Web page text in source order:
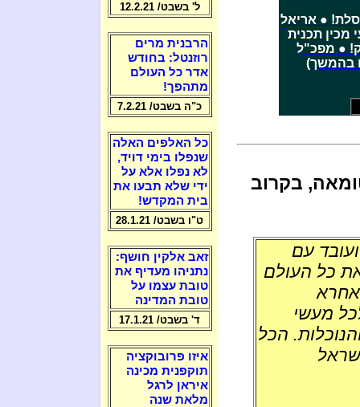
● אריאל
מכין תכנית
● מפכ"ל
(שנרצחו בהמשך)
בקרוב
עם
כל העולם
אחרא
מעשי
הכל
ל' בשבט/ 12.2.21
הרבנית מרים
רוזנטל: בחודש
אדר כל העולם
מתהפך!
כ"ה בשבט/ 7.2.21
כל האלפים האלה
שנפלו בימי דויד,
לא נפלו אלא על
ידי שלא תבעו את
בית המקדש!
ט"ו בשבט/ 28.1.21
זאב אלקין חושף:
נתניהו מעדיף את
טובת עצמו על
טובת המדינה
ד' בשבט/ 17.1.21
איזו פרובוקציה
תוקפנית מכינה
איראן לרגל
מלאת שנה